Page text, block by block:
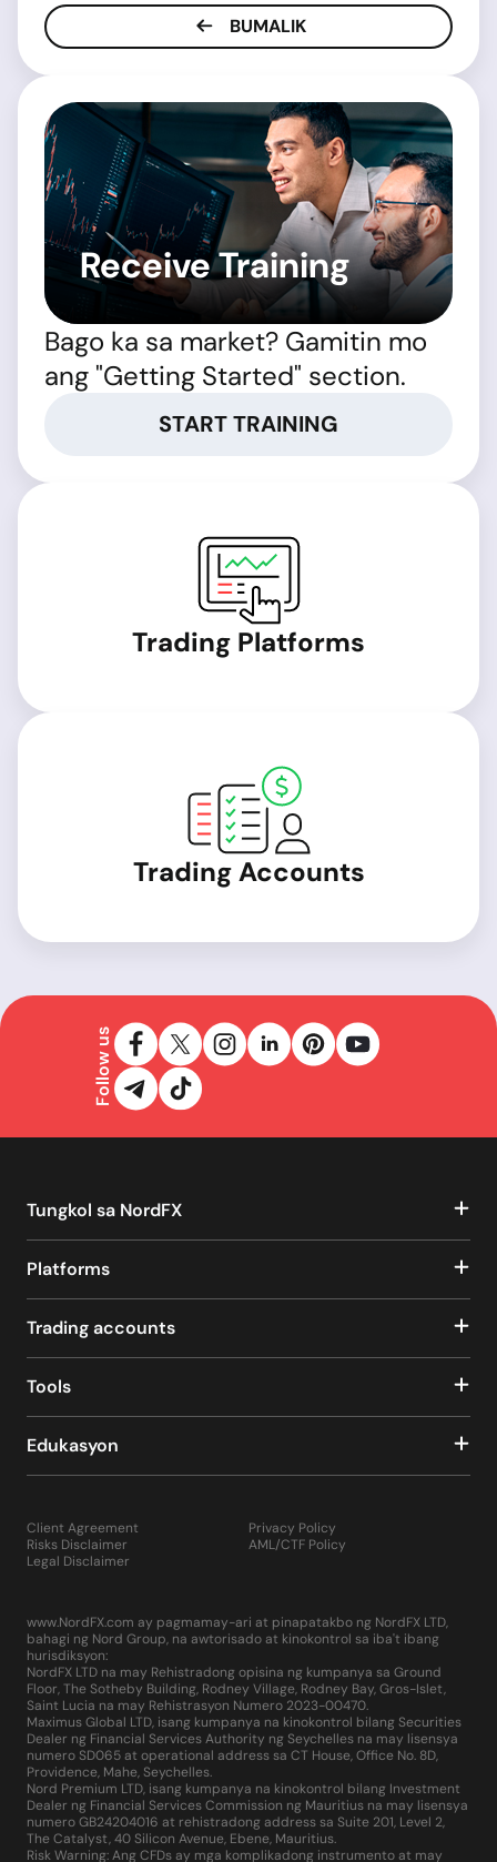
BUMALIK
Receive Training
Bago ka sa market? Gamitin mo
ang "Getting Started" section.
START TRAINING
Trading Platforms
Trading Accounts
Follow us
Tungkol sa NordFX
Platforms
Trading accounts
Tools
Edukasyon
Client Agreement
Risks Disclaimer
Legal Disclaimer
Privacy Policy
AML/CTF Policy
www.NordFX.com ay pagmamay-ari at pinapatakbo ng NordFX LTD,
bahagi ng Nord Group, na awtorisado at kinokontrol sa iba't ibang
hurisdiksyon:
NordFX LTD na may Rehistradong opisina ng kumpanya sa Ground
Floor, The Sotheby Building, Rodney Village, Rodney Bay, Gros-Islet,
Saint Lucia na may Rehistrasyon Numero 2023-00470.
Maximus Global LTD, isang kumpanya na kinokontrol bilang Securities
Dealer ng Financial Services Authority ng Seychelles na may lisensya
numero SD065 at operational address sa CT House, Office No. 8D,
Providence, Mahe, Seychelles.
Nord Premium LTD, isang kumpanya na kinokontrol bilang Investment
Dealer ng Financial Services Commission ng Mauritius na may lisensya
numero GB24204016 at rehistradong address sa Suite 201, Level 2,
The Catalyst, 40 Silicon Avenue, Ebene, Mauritius.
Risk Warning: Ang CFDs ay mga komplikadong instrumento at may